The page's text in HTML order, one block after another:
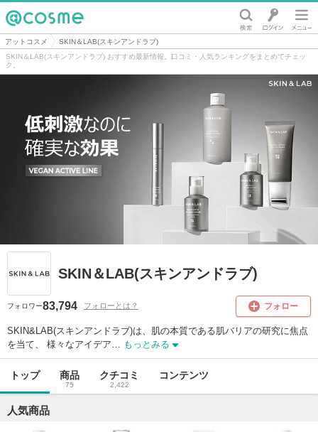
@cosme
アットコスメ
SKIN＆LAB(スキンアンドラブ)
SKIN＆LAB(スキンアンドラブ) おすすめ最新情報。口コミ・人気ランキングをまとめてチェッ
ク。
SKIN＆LAB(スキンアンドラブ)
フォロワー83,794 フォローとは？ フォロー
SKIN&LAB(スキンアンドラブ)は、肌の本質である肌バリアの研究に焦点
を当て、 様々なアイデア…
もっとみる
トップ 商品
75
クチコミ
2,422
コンテンツ
人気商品